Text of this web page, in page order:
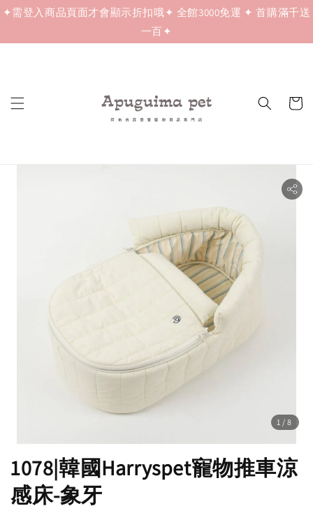
✦需登入商品頁面才會顯示折扣哦✦ 全館3000免運 ✦ 首購滿千送
一百✦
1 /8
1078|韓國Harryspet寵物推車涼
感床-象牙